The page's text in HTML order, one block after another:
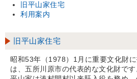
旧平山家住宅
利用案内
旧平山家住宅
昭和53年（1978）1月に重要文化財
は、五所川原市の代表的な文化財です